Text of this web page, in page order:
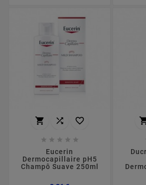
  
    
Eucerin
Dermocapillaire pH5
Champô Suave 250ml